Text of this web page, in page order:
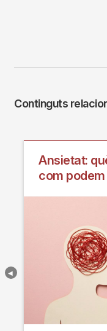
Continguts
Ansietat:
com